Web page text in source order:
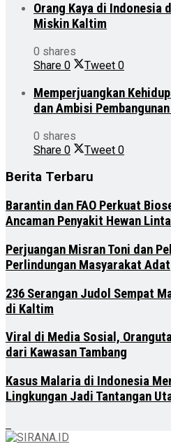
Orang Kaya di Indonesia
Miskin Kaltim
0 shares
Share 0 Tweet 0
Memperjuangkan
dan Ambisi
0 shares
Share 0 Tweet 0
Berita Terbaru
Barantin dan FAO Perkuat
Ancaman Penyakit Hewan
Perjuangan Misran Toni dan
Perlindungan Masyarakat Adat
236 Serangan Judol Sempat
di Kaltim
Viral di Media Sosial,
dari Kawasan Tambang
Kasus Malaria di Indonesia
Lingkungan Jadi Tantangan